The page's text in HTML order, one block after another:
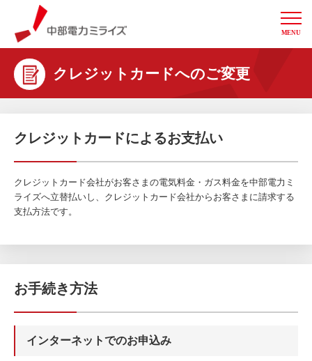
中部電力ミライズ
MENU
クレジットカードへのご変更
クレジットカードによるお支払い
クレジットカード会社がお客さまの電気料金・ガス料金を中部電力ミ
ライズへ立替払いし、クレジットカード会社からお客さまに請求する
支払方法です。
お手続き方法
インターネットでのお申込み